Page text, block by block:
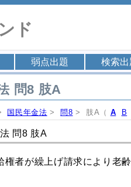
ド
弱点出題 検索出
問8 肢A
国民年金法 > 問8 > 肢A（ A B
問8 肢A
権者が繰上げ請求により老